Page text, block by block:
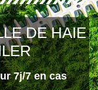
DE HAIE
7j/7 en cas